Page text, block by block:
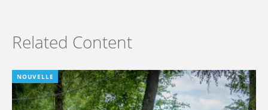
Related Content
NOUVELLE